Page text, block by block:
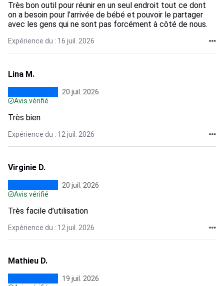
Très bon outil pour réunir en un seul endroit tout ce dont
on a besoin pour l’arrivée de bébé et pouvoir le partager
avec les gens qui ne sont pas forcément à côté de nous.
Expérience du : 16 juil. 2026
Lina M.
20 juil. 2026
Avis vérifié
Très bien
Expérience du : 12 juil. 2026
Virginie D.
20 juil. 2026
Avis vérifié
Très facile d’utilisation
Expérience du : 12 juil. 2026
Mathieu D.
19 juil. 2026